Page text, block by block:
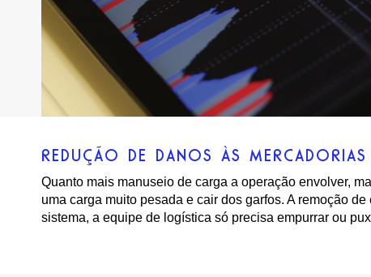
REDUÇÃO DE DANOS ÀS MERCADORIAS
Quanto mais manuseio de carga a operação envolver,
uma carga muito pesada e cair dos garfos. A remoção
sistema, a equipe de logística só precisa empurrar ou